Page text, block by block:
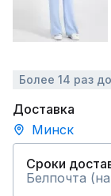
Более 14 раз
Доставка
Минск
Сроки
Белпочта